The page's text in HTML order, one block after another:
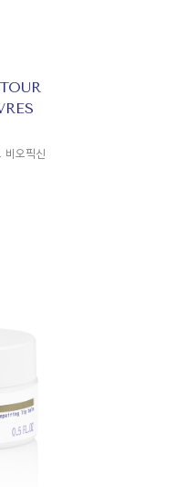
비오픽신